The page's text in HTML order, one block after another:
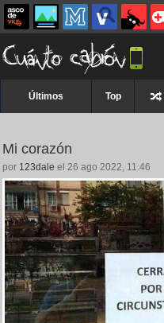
Últimos Top
Mi corazón
por 123dale el 26 ago 2022, 11:46